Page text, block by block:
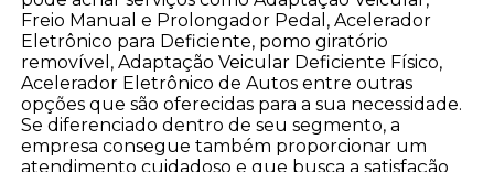
Freio Manual e Prolongador Pedal, Acelerador
Eletrônico para Deficiente, pomo giratório
removível, Adaptação Veicular Deficiente Físico,
Acelerador Eletrônico de Autos entre outras
opções que são oferecidas para a sua necessidade.
Se diferenciado dentro de seu segmento, a
empresa consegue também proporcionar um
atendimento cuidadoso e que busca a satisfação